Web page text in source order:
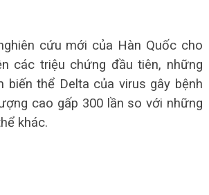
cứu mới của Hàn Quốc cho
các triệu chứng đầu tiên, những
biến thể Delta của virus gây bệnh
cao gấp 300 lần so với những
khác.